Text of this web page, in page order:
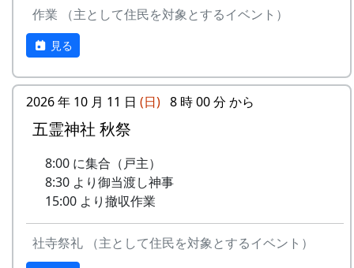
相棒の“うらめしあ”が曲をつけてくれて、兵庫県
のとある棚田コンサート（収穫日に田んぼでライ
ブする企画）でみんなで歌った思い出の楽曲で
水と太陽の国で
⽇
12
13
僕は棚⽥の中にいる
アンジェラ
14
静かに時は…
H CORPORATION
15
⽔と太陽の国で
16
収穫の秋に
17
棚⽥のステージへ アンジェラ
2000年 加美町〜棚⽥の秋〜 穫れたての
作業 （主として住民を対象とするイベント）
見る
2026 年 10 月 11 日 (日) 8 時 00 分 から
五霊神社 秋祭
8:00 に集合（戸主）
8:30 より御当渡し神事
15:00 より撤収作業
社寺祭礼 （主として住民を対象とするイベント）